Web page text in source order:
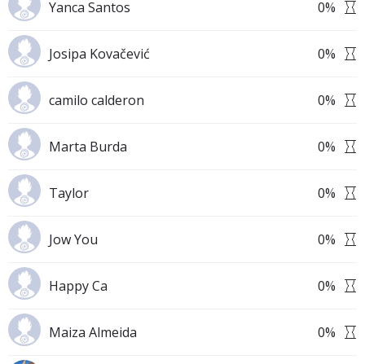
Yanca Santos 0%
Josipa Kovačević 0%
camilo calderon 0%
Marta Burda 0%
Taylor 0%
Jow You 0%
Happy Ca 0%
Maiza Almeida 0%